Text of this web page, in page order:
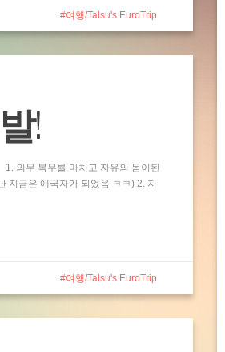
여행/Talsu's EuroTrip
!
무 복무를 마치고 자유의 몸이된
금은 애국자가 되었음 ㅋㅋ) 2. 지
여행/Talsu's EuroTrip